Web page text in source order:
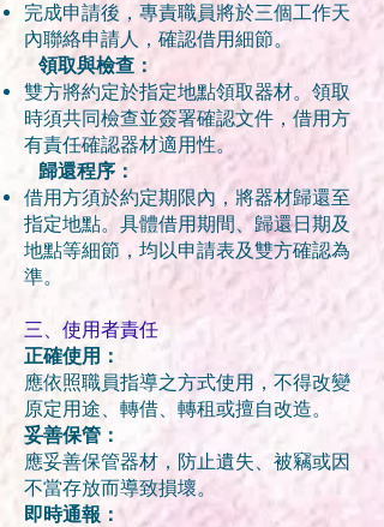
完成申請後，專責職員將於三個工作天
內聯絡申請人，確認借用細節。
領取與檢查：
雙方將約定於指定地點領取器材。領取
時須共同檢查並簽署確認文件，借用方
有責任確認器材適用性。
歸還程序：
借用方須於約定期限內，將器材歸還至
指定地點。具體借用期間、歸還日期及
地點等細節，均以申請表及雙方確認為
準。
三、使用者責任
正確使用：
應依照職員指導之方式使用，不得改變
原定用途、轉借、轉租或擅自改造。
妥善保管：
應妥善保管器材，防止遺失、被竊或因
不當存放而導致損壞。
即時通報：